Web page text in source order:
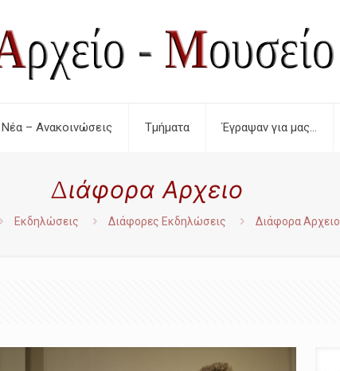
Νέα – Ανακοινώσεις Τμήματα Έγραψαν για μας…
Διάφορα Αρχειο
Εκδηλώσεις Διάφορες Εκδηλώσεις Διάφορα Αρχειο